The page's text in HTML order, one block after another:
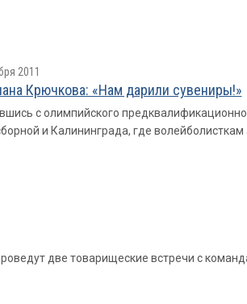
2011
Крючкова: «Нам дарили сувениры!»
с олимпийского
и Калининграда, где волейболисткам
две товарищеские встречи с